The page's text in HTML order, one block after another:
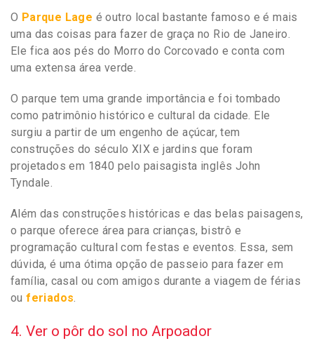
O Parque Lage é outro local bastante famoso e é mais
uma das coisas para fazer de graça no Rio de Janeiro.
Ele fica aos pés do Morro do Corcovado e conta com
uma extensa área verde.
O parque tem uma grande importância e foi tombado
como patrimônio histórico e cultural da cidade. Ele
surgiu a partir de um engenho de açúcar, tem
construções do século XIX e jardins que foram
projetados em 1840 pelo paisagista inglês John
Tyndale.
Além das construções históricas e das belas paisagens,
o parque oferece área para crianças, bistrô e
programação cultural com festas e eventos. Essa, sem
dúvida, é uma ótima opção de passeio para fazer em
família, casal ou com amigos durante a viagem de férias
ouferiados
4. Ver o pôr do sol no Arpoador